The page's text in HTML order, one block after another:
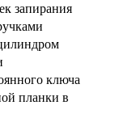
запирания
ключа
планки в